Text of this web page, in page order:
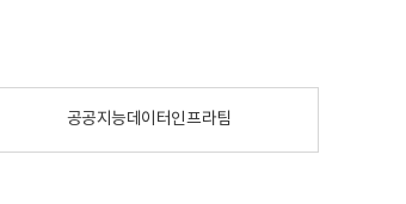
공공지능데이터인프라팀